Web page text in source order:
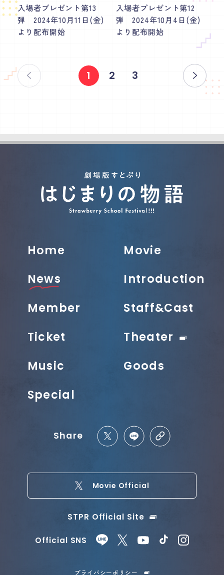
入場者プレゼント第13
弾 2024年10月11日(金)
より配布開始
入場者プレゼント第12
弾 2024年10月4日(金)
より配布開始
1 2 3
Home
Movie
News
Introduction
Member
Staff&Cast
Ticket
Theater
Music
Goods
Special
Movie Official
Share
STPR Official Site
Official SNS
プライバシーポリシー